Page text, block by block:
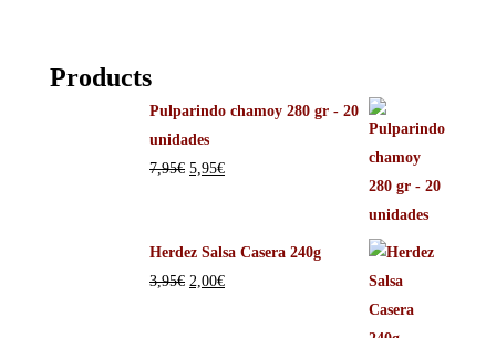
Products
Pulparindo chamoy 280 gr - 20
unidades
7,95€ 5,95€
Herdez Salsa Casera 240g
3,95€ 2,00€